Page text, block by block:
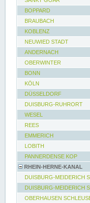
BOPPARD
BRAUBACH
KOBLENZ
NEUWIED STADT
ANDERNACH
OBERWINTER
BONN
KÖLN
DÜSSELDORF
DUISBURG-RUHRORT
WESEL
REES
EMMERICH
LOBITH
PANNERDENSE KOP
RHEIN-HERNE-KANAL
DUISBURG-MEIDERICH
DUISBURG-MEIDERICH
OBERHAUSEN